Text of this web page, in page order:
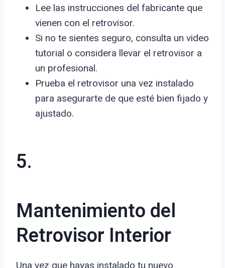
Lee las instrucciones del fabricante que
vienen con el retrovisor.
Si no te sientes seguro, consulta un video
tutorial o considera llevar el retrovisor a
un profesional.
Prueba el retrovisor una vez instalado
para asegurarte de que esté bien fijado y
ajustado.
5.
Mantenimiento del
Retrovisor Interior
Una vez que hayas instalado tu nuevo